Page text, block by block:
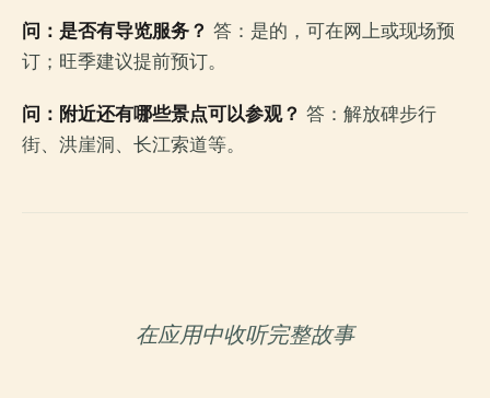
问：是否有导览服务？ 答：是的，可在网上或现场预
订；旺季建议提前预订。
问：附近还有哪些景点可以参观？ 答：解放碑步行
街、洪崖洞、长江索道等。
在应用中收听完整故事